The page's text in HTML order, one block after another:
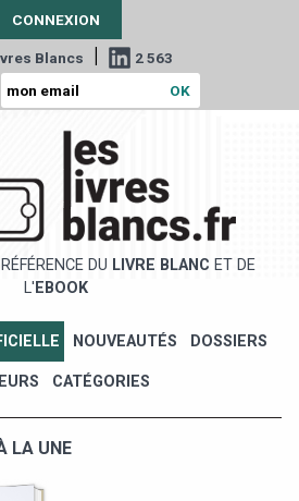
CONNEXION
Blancs | 2 563
DU LIVRE BLANC ET DE
L' EBOOK
NOUVEAUTÉS DOSSIERS
CATÉGORIES
LA UNE